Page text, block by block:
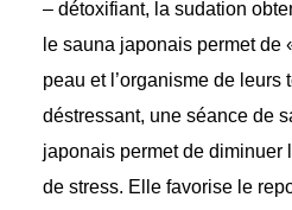
– détoxifiant, la sudation
le sauna japonais permet de
peau et l’organisme de leurs
déstressant, une séance de
japonais permet de diminuer
de stress. Elle favorise le